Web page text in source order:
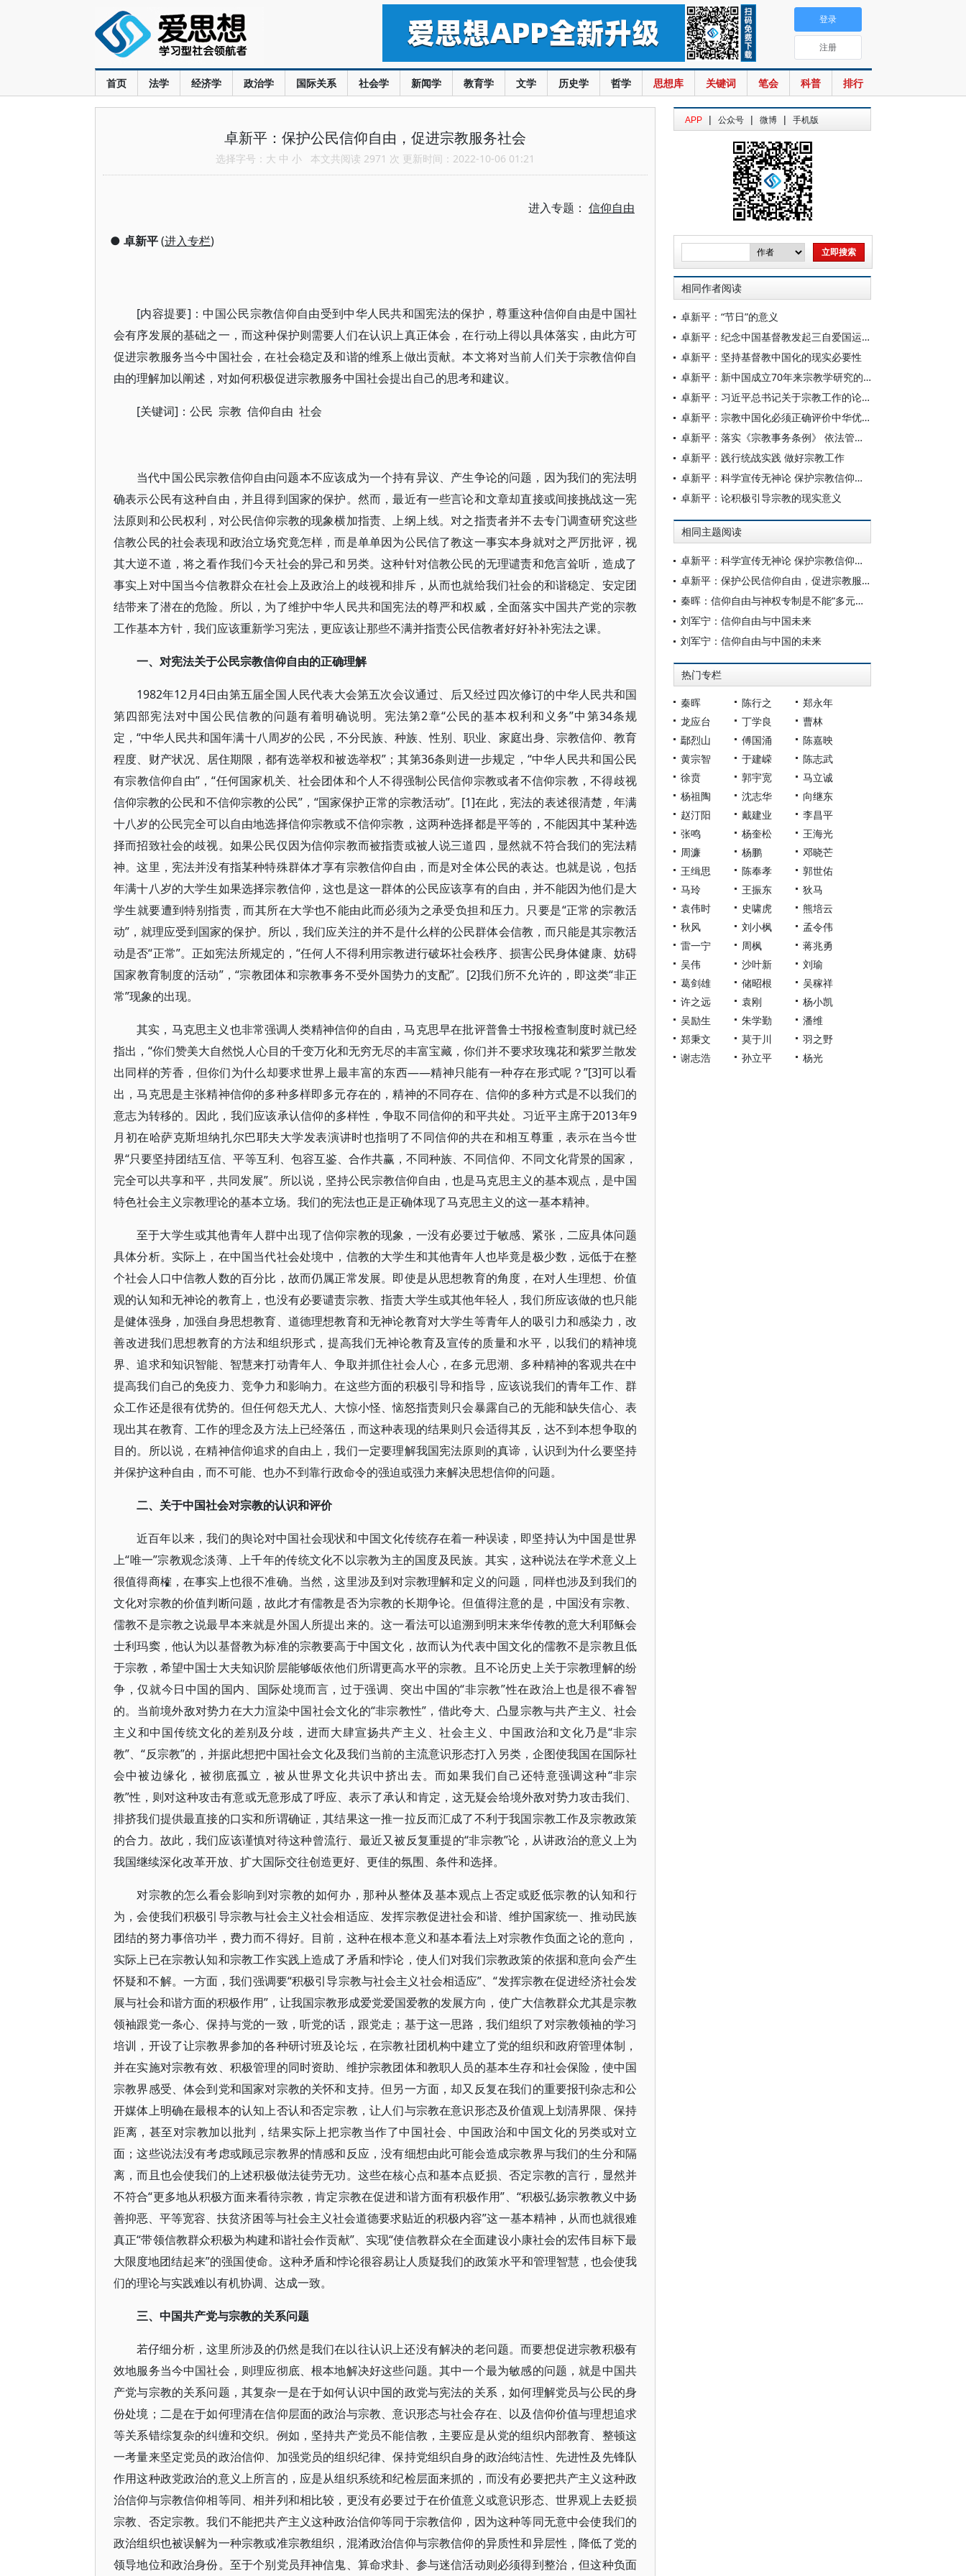
首页 法学 经济学 政治学 国际关系 社会学 新闻学 教育学 文学 历史学 哲学 思想库 关键词 笔会 科普 排行
登录
注册
卓新平：保护公民信仰自由，促进宗教服务社会
选择字号： 大 中 小 本文共阅读 2971 次 更新时间：2022-10-06 01:21
进入专题： 信仰自由
● 卓新平(进入专栏)
[内容提要]：中国公民宗教信仰自由受到中华人民共和国宪法的保护，尊重这种信仰自由是中国社
会有序发展的基础之一，而这种保护则需要人们在认识上真正体会，在行动上得以具体落实，由此方可
促进宗教服务当今中国社会，在社会稳定及和谐的维系上做出贡献。本文将对当前人们关于宗教信仰自
由的理解加以阐述，对如何积极促进宗教服务中国社会提出自己的思考和建议。
[关键词]：公民 宗教 信仰自由 社会
当代中国公民宗教信仰自由问题本不应该成为一个持有异议、产生争论的问题，因为我们的宪法明
确表示公民有这种自由，并且得到国家的保护。然而，最近有一些言论和文章却直接或间接挑战这一宪
法原则和公民权利，对公民信仰宗教的现象横加指责、上纲上线。对之指责者并不去专门调查研究这些
信教公民的社会表现和政治立场究竟怎样，而是单单因为公民信了教这一事实本身就对之严厉批评，视
其大逆不道，将之看作我们今天社会的异己和另类。这种针对信教公民的无理谴责和危言耸听，造成了
事实上对中国当今信教群众在社会上及政治上的歧视和排斥，从而也就给我们社会的和谐稳定、安定团
结带来了潜在的危险。所以，为了维护中华人民共和国宪法的尊严和权威，全面落实中国共产党的宗教
工作基本方针，我们应该重新学习宪法，更应该让那些不满并指责公民信教者好好补补宪法之课。
一、对宪法关于公民宗教信仰自由的正确理解
1982年12月4日由第五届全国人民代表大会第五次会议通过、后又经过四次修订的中华人民共和国
第四部宪法对中国公民信教的问题有着明确说明。宪法第2章“公民的基本权利和义务”中第34条规
定，“中华人民共和国年满十八周岁的公民，不分民族、种族、性别、职业、家庭出身、宗教信仰、教育
程度、财产状况、居住期限，都有选举权和被选举权”；其第36条则进一步规定，“中华人民共和国公民
有宗教信仰自由”，“任何国家机关、社会团体和个人不得强制公民信仰宗教或者不信仰宗教，不得歧视
信仰宗教的公民和不信仰宗教的公民”，“国家保护正常的宗教活动”。[1]在此，宪法的表述很清楚，年满
十八岁的公民完全可以自由地选择信仰宗教或不信仰宗教，这两种选择都是平等的，不能因其中某种选
择而招致社会的歧视。如果公民仅因为信仰宗教而被指责或被人说三道四，显然就不符合我们的宪法精
神。这里，宪法并没有指某种特殊群体才享有宗教信仰自由，而是对全体公民的表达。也就是说，包括
年满十八岁的大学生如果选择宗教信仰，这也是这一群体的公民应该享有的自由，并不能因为他们是大
学生就要遭到特别指责，而其所在大学也不能由此而必须为之承受负担和压力。只要是“正常的宗教活
动”，就理应受到国家的保护。所以，我们应关注的并不是什么样的公民群体会信教，而只能是其宗教活
动是否“正常”。正如宪法所规定的，“任何人不得利用宗教进行破坏社会秩序、损害公民身体健康、妨碍
国家教育制度的活动”，“宗教团体和宗教事务不受外国势力的支配”。[2]我们所不允许的，即这类“非正
常”现象的出现。
其实，马克思主义也非常强调人类精神信仰的自由，马克思早在批评普鲁士书报检查制度时就已经
指出，“你们赞美大自然悦人心目的千变万化和无穷无尽的丰富宝藏，你们并不要求玫瑰花和紫罗兰散发
出同样的芳香，但你们为什么却要求世界上最丰富的东西——精神只能有一种存在形式呢？”[3]可以看
出，马克思是主张精神信仰的多种多样即多元存在的，精神的不同存在、信仰的多种方式是不以我们的
意志为转移的。因此，我们应该承认信仰的多样性，争取不同信仰的和平共处。习近平主席于2013年9
月初在哈萨克斯坦纳扎尔巴耶夫大学发表演讲时也指明了不同信仰的共在和相互尊重，表示在当今世
界“只要坚持团结互信、平等互利、包容互鉴、合作共赢，不同种族、不同信仰、不同文化背景的国家，
完全可以共享和平，共同发展”。所以说，坚持公民宗教信仰自由，也是马克思主义的基本观点，是中国
特色社会主义宗教理论的基本立场。我们的宪法也正是正确体现了马克思主义的这一基本精神。
至于大学生或其他青年人群中出现了信仰宗教的现象，一没有必要过于敏感、紧张，二应具体问题
具体分析。实际上，在中国当代社会处境中，信教的大学生和其他青年人也毕竟是极少数，远低于在整
个社会人口中信教人数的百分比，故而仍属正常发展。即使是从思想教育的角度，在对人生理想、价值
观的认知和无神论的教育上，也没有必要谴责宗教、指责大学生或其他年轻人，我们所应该做的也只能
是健体强身，加强自身思想教育、道德理想教育和无神论教育对大学生等青年人的吸引力和感染力，改
善改进我们思想教育的方法和组织形式，提高我们无神论教育及宣传的质量和水平，以我们的精神境
界、追求和知识智能、智慧来打动青年人、争取并抓住社会人心，在多元思潮、多种精神的客观共在中
提高我们自己的免疫力、竞争力和影响力。在这些方面的积极引导和指导，应该说我们的青年工作、群
众工作还是很有优势的。但任何怨天尤人、大惊小怪、恼怒指责则只会暴露自己的无能和缺失信心、表
现出其在教育、工作的理念及方法上已经落伍，而这种表现的结果则只会适得其反，达不到本想争取的
目的。所以说，在精神信仰追求的自由上，我们一定要理解我国宪法原则的真谛，认识到为什么要坚持
并保护这种自由，而不可能、也办不到靠行政命令的强迫或强力来解决思想信仰的问题。
二、关于中国社会对宗教的认识和评价
近百年以来，我们的舆论对中国社会现状和中国文化传统存在着一种误读，即坚持认为中国是世界
上“唯一”宗教观念淡薄、上千年的传统文化不以宗教为主的国度及民族。其实，这种说法在学术意义上
很值得商榷，在事实上也很不准确。当然，这里涉及到对宗教理解和定义的问题，同样也涉及到我们的
文化对宗教的价值判断问题，故此才有儒教是否为宗教的长期争论。但值得注意的是，中国没有宗教、
儒教不是宗教之说最早本来就是外国人所提出来的。这一看法可以追溯到明末来华传教的意大利耶稣会
士利玛窦，他认为以基督教为标准的宗教要高于中国文化，故而认为代表中国文化的儒教不是宗教且低
于宗教，希望中国士大夫知识阶层能够皈依他们所谓更高水平的宗教。且不论历史上关于宗教理解的纷
争，仅就今日中国的国内、国际处境而言，过于强调、突出中国的“非宗教”性在政治上也是很不睿智
的。当前境外敌对势力在大力渲染中国社会文化的“非宗教性”，借此夸大、凸显宗教与共产主义、社会
主义和中国传统文化的差别及分歧，进而大肆宣扬共产主义、社会主义、中国政治和文化乃是“非宗
教”、“反宗教”的，并据此想把中国社会文化及我们当前的主流意识形态打入另类，企图使我国在国际社
会中被边缘化，被彻底孤立，被从世界文化共识中挤出去。而如果我们自己还特意强调这种“非宗
教”性，则对这种攻击有意或无意形成了呼应、表示了承认和肯定，这无疑会给境外敌对势力攻击我们、
排挤我们提供最直接的口实和所谓确证，其结果这一推一拉反而汇成了不利于我国宗教工作及宗教政策
的合力。故此，我们应该谨慎对待这种曾流行、最近又被反复重提的“非宗教”论，从讲政治的意义上为
我国继续深化改革开放、扩大国际交往创造更好、更佳的氛围、条件和选择。
对宗教的怎么看会影响到对宗教的如何办，那种从整体及基本观点上否定或贬低宗教的认知和行
为，会使我们积极引导宗教与社会主义社会相适应、发挥宗教促进社会和谐、维护国家统一、推动民族
团结的努力事倍功半，费力而不得好。目前，这种在根本意义和基本看法上对宗教作负面之论的意向，
实际上已在宗教认知和宗教工作实践上造成了矛盾和悖论，使人们对我们宗教政策的依据和意向会产生
怀疑和不解。一方面，我们强调要“积极引导宗教与社会主义社会相适应”、“发挥宗教在促进经济社会发
展与社会和谐方面的积极作用”，让我国宗教形成爱党爱国爱教的发展方向，使广大信教群众尤其是宗教
领袖跟党一条心、保持与党的一致，听党的话，跟党走；基于这一思路，我们组织了对宗教领袖的学习
培训，开设了让宗教界参加的各种研讨班及论坛，在宗教社团机构中建立了党的组织和政府管理体制，
并在实施对宗教有效、积极管理的同时资助、维护宗教团体和教职人员的基本生存和社会保险，使中国
宗教界感受、体会到党和国家对宗教的关怀和支持。但另一方面，却又反复在我们的重要报刊杂志和公
开媒体上明确在最根本的认知上否认和否定宗教，让人们与宗教在意识形态及价值观上划清界限、保持
距离，甚至对宗教加以批判，结果实际上把宗教当作了中国社会、中国政治和中国文化的另类或对立
面；这些说法没有考虑或顾忌宗教界的情感和反应，没有细想由此可能会造成宗教界与我们的生分和隔
离，而且也会使我们的上述积极做法徒劳无功。这些在核心点和基本点贬损、否定宗教的言行，显然并
不符合“更多地从积极方面来看待宗教，肯定宗教在促进和谐方面有积极作用”、“积极弘扬宗教教义中扬
善抑恶、平等宽容、扶贫济困等与社会主义社会道德要求贴近的积极内容”这一基本精神，从而也就很难
真正“带领信教群众积极为构建和谐社会作贡献”、实现“使信教群众在全面建设小康社会的宏伟目标下最
大限度地团结起来”的强国使命。这种矛盾和悖论很容易让人质疑我们的政策水平和管理智慧，也会使我
们的理论与实践难以有机协调、达成一致。
三、中国共产党与宗教的关系问题
若仔细分析，这里所涉及的仍然是我们在以往认识上还没有解决的老问题。而要想促进宗教积极有
效地服务当今中国社会，则理应彻底、根本地解决好这些问题。其中一个最为敏感的问题，就是中国共
产党与宗教的关系问题，其复杂一是在于如何认识中国的政党与宪法的关系，如何理解党员与公民的身
份处境；二是在于如何理清在信仰层面的政治与宗教、意识形态与社会存在、以及信仰价值与理想追求
等关系错综复杂的纠缠和交织。例如，坚持共产党员不能信教，主要应是从党的组织内部教育、整顿这
一考量来坚定党员的政治信仰、加强党员的组织纪律、保持党组织自身的政治纯洁性、先进性及先锋队
作用这种政党政治的意义上所言的，应是从组织系统和纪检层面来抓的，而没有必要把共产主义这种政
治信仰与宗教信仰相等同、相并列和相比较，更没有必要过于在价值意义或意识形态、世界观上去贬损
宗教、否定宗教。我们不能把共产主义这种政治信仰等同于宗教信仰，因为这种等同无意中会使我们的
政治组织也被误解为一种宗教或准宗教组织，混淆政治信仰与宗教信仰的异质性和异层性，降低了党的
领导地位和政治身份。至于个别党员拜神信鬼、算命求卦、参与迷信活动则必须得到整治，但这种负面
APP | 公众号 | 微博 | 手机版
相同作者阅读
卓新平：“节日”的意义
卓新平：纪念中国基督教发起三自爱国运动70周年之思
卓新平：坚持基督教中国化的现实必要性
卓新平：新中国成立70年来宗教学研究的创新发展
卓新平：习近平总书记关于宗教工作的论述的重大现实意义
卓新平：宗教中国化必须正确评价中华优秀传统文化
卓新平：落实《宗教事务条例》 依法管理宗教事务
卓新平：践行统战实践 做好宗教工作
卓新平：科学宣传无神论 保护宗教信仰自由
卓新平：论积极引导宗教的现实意义
相同主题阅读
卓新平：科学宣传无神论 保护宗教信仰自由
卓新平：保护公民信仰自由，促进宗教服务社会
秦晖：信仰自由与神权专制是不能“多元共存”的
刘军宁：信仰自由与中国未来
刘军宁：信仰自由与中国的未来
热门专栏
秦晖 陈行之
郑永年
龙应台
丁学良
曹林
鄢烈山
傅国涌
陈嘉映
黄宗智
于建嵘
陈志武
徐贲
郭宇宽
马立诚
杨祖陶
沈志华
向继东
赵汀阳
戴建业
李昌平
张鸣
杨奎松
王海光
周濂
杨鹏
邓晓芒
王缉思
陈奉孝
郭世佑
马玲
王振东
狄马
袁伟时
史啸虎
熊培云
秋风
刘小枫
孟令伟
雷一宁
周枫
蒋兆勇
吴伟
沙叶新
刘瑜
葛剑雄
储昭根
吴稼祥
许之远
袁刚
杨小凯
吴励生
朱学勤
潘维
郑秉文
莫于川
羽之野
谢志浩
孙立平 杨光